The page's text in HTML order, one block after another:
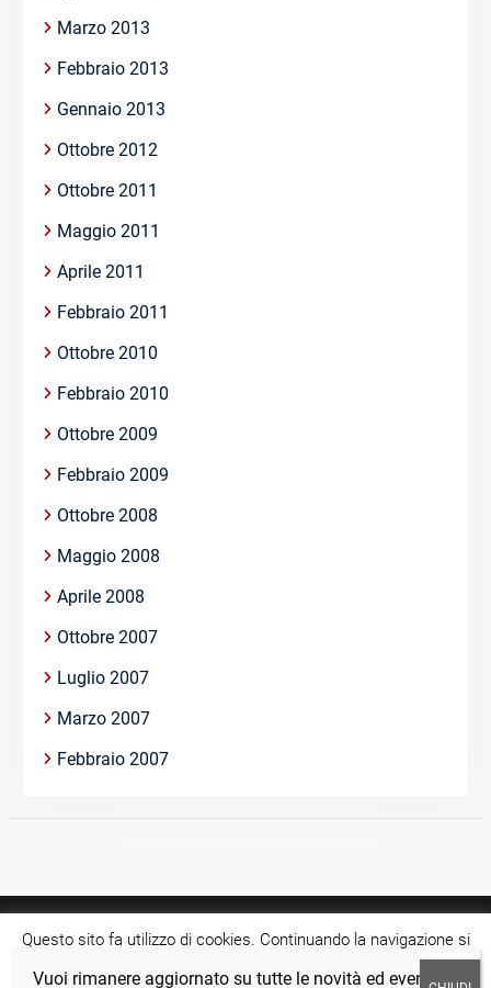
Marzo 2013
Febbraio 2013
Gennaio 2013
Ottobre 2012
Ottobre 2011
Maggio 2011
Aprile 2011
Febbraio 2011
Ottobre 2010
Febbraio 2010
Ottobre 2009
Febbraio 2009
Ottobre 2008
Maggio 2008
Aprile 2008
Ottobre 2007
Luglio 2007
Marzo 2007
Febbraio 2007
Copyright © >Tutti i diritti riservati.
Questo sito fa utilizzo di cookies. Continuando la navigazione si
acconsente all'utilizzo di tale tecnologia.
Cookie settings
Vuoi rimanere aggiornato su tutte le novità ed eventi?